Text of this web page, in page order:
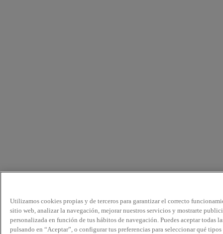
Utilizamos cookies propias y de terceros para garantizar el correcto
sitio web, analizar la navegación, mejorar nuestros servicios y mostrarte
personalizada en función de tus hábitos de navegación. Puedes aceptar todas
pulsando en “Aceptar”, o configurar tus preferencias para seleccionar qué tipos